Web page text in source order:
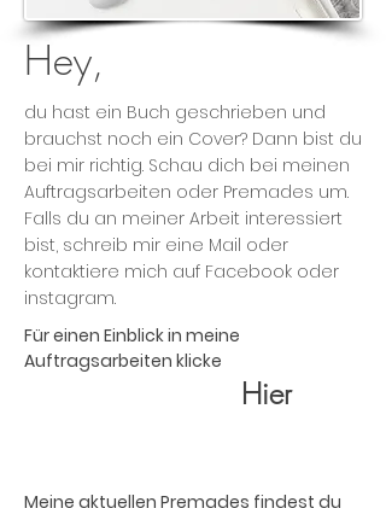
Hey,
du hast ein Buch geschrieben und
brauchst noch ein Cover? Dann bist du
bei mir richtig. Schau dich bei meinen
Auftragsarbeiten oder Premades um.
Falls du an meiner Arbeit interessiert
bist, schreib mir eine Mail oder
kontaktiere mich auf Facebook oder
instagram.
Für einen Einblick in meine
Auftragsarbeiten klicke
Hier
Meine aktuellen Premades findest du